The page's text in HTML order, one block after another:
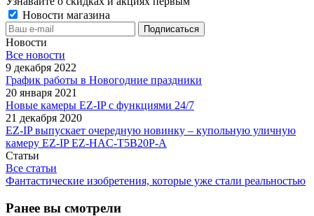
Новости магазина
Новости
Все новости
9 декабря 2022
График работы в Новогодние праздники
20 января 2021
Новые камеры EZ-IP с функциями 24/7
21 декабря 2020
EZ-IP выпускает очередную новинку – купольную уличную
камеру EZ-IP EZ-HAC-T5B20P-A
Статьи
Все статьи
Фантастические изобретения, которые уже стали реальностью
Ранее вы смотрели